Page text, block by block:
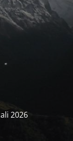
2026